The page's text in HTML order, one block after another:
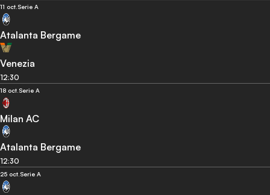
11 oct. Serie A
Atalanta Bergame
Venezia
12:30
18 oct. Serie A
Milan AC
Atalanta Bergame
12:30
25 oct. Serie A